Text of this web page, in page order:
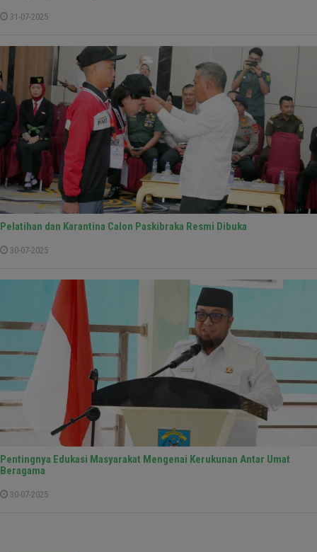
31-07-2025
Pelatihan dan Karantina Calon Paskibraka Resmi Dibuka
30-07-2025
Pentingnya Edukasi Masyarakat Mengenai Kerukunan Antar Umat
Beragama
30-07-2025